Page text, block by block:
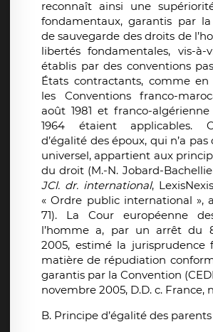
reconnaît ainsi une
fondamentaux, garantis par
de sauvegarde des droits de
libertés fondamentales, vis-
établis par des conventions
États contractants, comme en
les Conventions franco-
août 1981 et franco-
1964 étaient applicables.
d’égalité des époux, qui n’a
universel, appartient aux
du droit (M.-N. Jobard-
JCl. dr. international,
« Ordre public international »,
71). La Cour européenne
l’homme a, par un arrêt du
2005, estimé la jurisprudence
matière de répudiation
garantis par la Convention
novembre 2005, D.D. c. France, n
B. Principe d’égalité des parents